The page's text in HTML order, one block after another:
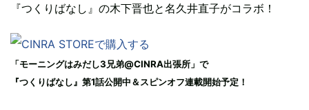
『つくりばなし』の木下晋也と名久井直子がコラボ！
「モーニングはみだし3兄弟@CINRA出張所」で
『つくりばなし』第1話公開中＆スピンオフ連載開始予定！